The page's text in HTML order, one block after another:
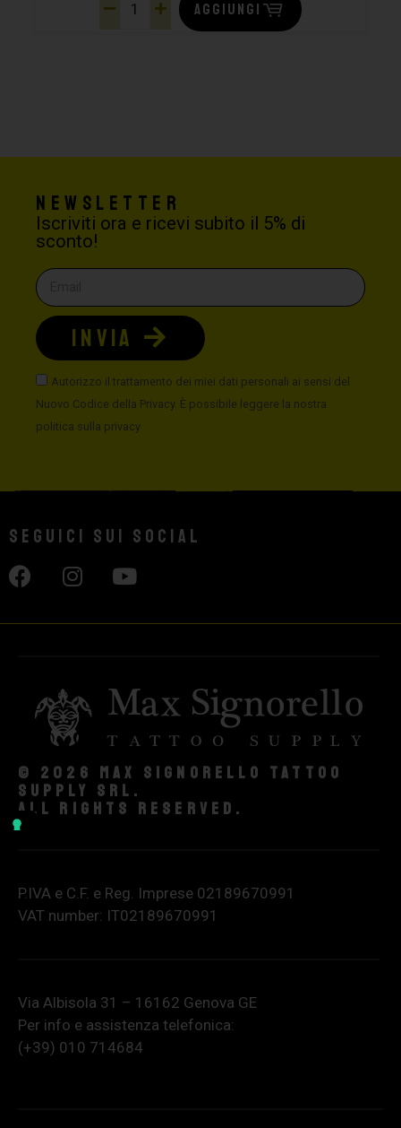
AGGIUNGI
Newsletter
Iscriviti ora e ricevi subito il 5% di
sconto!
Autorizzo il trattamento dei miei dati personali ai sensi del
Nuovo Codice della Privacy. È possibile leggere la nostra
politica sulla privacy
INVIA
Seguici sui social
© 2026 Max Signorello Tattoo
supply srl.
All rights reserved.
P.IVA e C.F. e Reg. Imprese 02189670991
VAT number: IT02189670991
Via Albisola 31 – 16162 Genova GE
Per info e assistenza telefonica:
(+39) 010 714684